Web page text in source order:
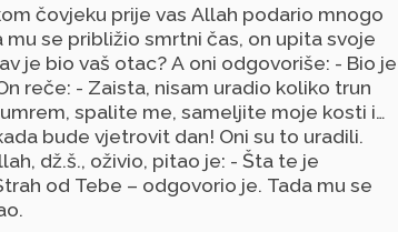
čovjeku prije vas Allah podario mnogo
mu se približio smrtni čas, on upita svoje
je bio vaš otac? A oni odgovoriše: - Bio je
reče: - Zaista, nisam uradio koliko trun
spalite me, sameljite moje kosti i
bude vjetrovit dan! Oni su to uradili.
dž.š., oživio, pitao je: - Šta te je
od Tebe – odgovorio je. Tada mu se